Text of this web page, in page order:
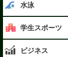
水泳
学生スポーツ
ビジネス